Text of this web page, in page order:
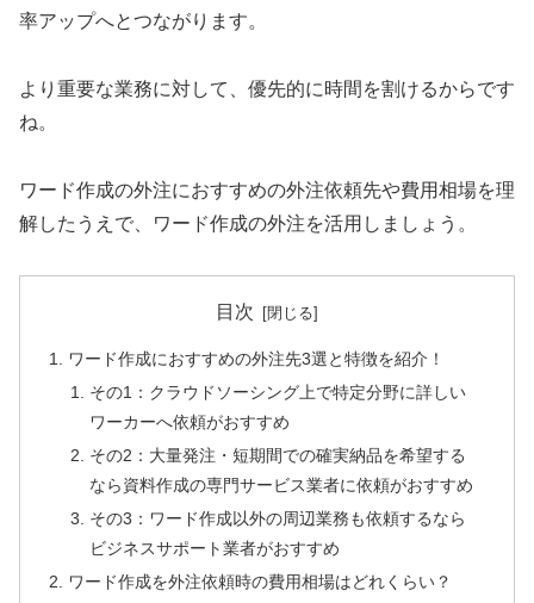
率アップへとつながります。
より重要な業務に対して、優先的に時間を割けるからです
ね。
ワード作成の外注におすすめの外注依頼先や費用相場を理
解したうえで、ワード作成の外注を活用しましょう。
目次
ワード作成におすすめの外注先3選と特徴を紹介！
その1：クラウドソーシング上で特定分野に詳しい
ワーカーへ依頼がおすすめ
その2：大量発注・短期間での確実納品を希望する
なら資料作成の専門サービス業者に依頼がおすすめ
その3：ワード作成以外の周辺業務も依頼するなら
ビジネスサポート業者がおすすめ
ワード作成を外注依頼時の費用相場はどれくらい？